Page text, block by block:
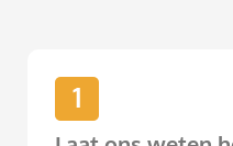
1